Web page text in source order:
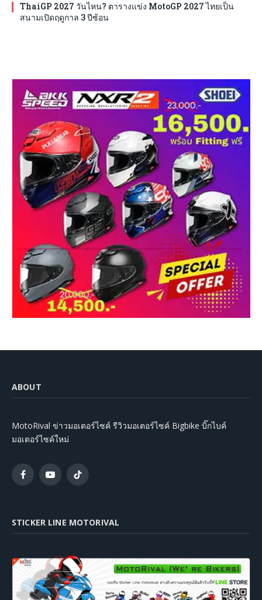
ThaiGP 2027 วันไหน? ตารางแข่ง MotoGP 2027 ไทยเป็น
สนามเปิดฤดูกาล 3 ปีซ้อน
ABOUT
MotoRival ข่าวมอเตอร์ไซค์ รีวิวมอเตอร์ไซค์ Bigbike บิ๊กไบค์
มอเตอร์ไซค์ใหม่
FacebookYouTubeTikTok
STICKER LINE MOTORIVAL